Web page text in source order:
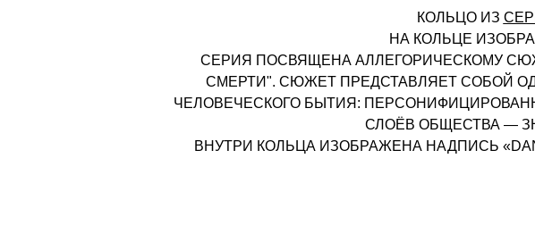
КОЛЬЦО ИЗ
НА КОЛЬЦЕ
СЕРИЯ ПОСВЯЩЕНА АЛЛЕГОРИЧЕСКОМУ
СМЕРТИ". СЮЖЕТ ПРЕДСТАВЛЯЕТ СОБОЙ
ЧЕЛОВЕЧЕСКОГО БЫТИЯ:
СЛОЁВ ОБЩЕСТВА —
ВНУТРИ КОЛЬЦА ИЗОБРАЖЕНА НАДПИСЬ